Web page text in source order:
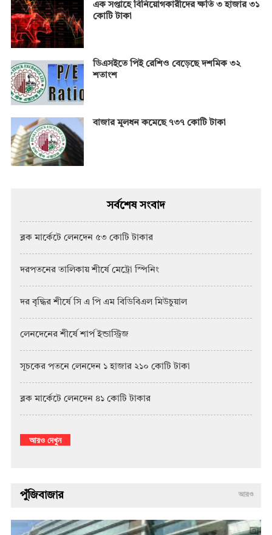
এক সপ্তাহে বিনিয়োগকারীদের ক্ষতি ৩ হাজার ৩১
কোটি টাকা
ডিএসইতে পিই রেশিও বেড়েছে দশমিক ৩২
শতাংশ
বাজার মূলধন কমেছে ৭৩৭ কোটি টাকা
সর্বশেষ সংবাদ
ব্লক মার্কেটে লেনদেন ৫৩ কোটি টাকার
দরপতনের তালিকায় শীর্ষে মেট্রো স্পিনিং
দর বৃদ্ধির শীর্ষে সি এ পি এম বিডিবিএল মিউচুয়াল
লেনদেনের শীর্ষে শার্প ইন্ডাস্ট্রিজ
সূচকের পতনে লেনদেন ১ হাজার ২১০ কোটি টাকা
ব্লক মার্কেটে লেনদেন ৪১ কোটি টাকার
আরও দেখুন
পুঁজিবাজার আরও